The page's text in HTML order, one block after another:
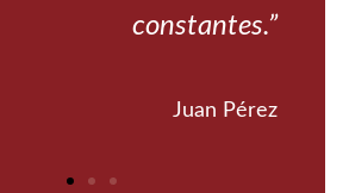
constantes.”
Juan Pérez